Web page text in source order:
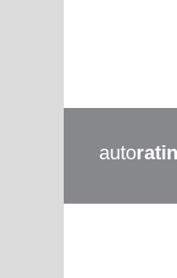
auto